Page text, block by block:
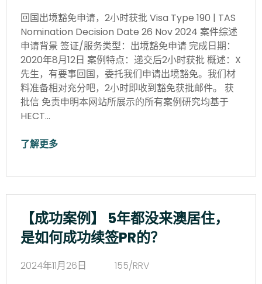
回国出境豁免申请，2小时获批 Visa Type 190 | TAS
Nomination Decision Date 26 Nov 2024 案件综述
申请背景 签证/服务类型：出境豁免申请 完成日期：
2020年8月12日 案例特点：递交后2小时获批 概述：X
先生，有要事回国，委托我们申请出境豁免。我们材
料准备相对充分吧，2小时即收到豁免获批邮件。 获
批信 免责申明本网站所展示的所有案例研究均基于
HECT…
了解更多
【成功案例】 5年都没来澳居住，
是如何成功续签PR的？
2024年11月26日
155/RRV